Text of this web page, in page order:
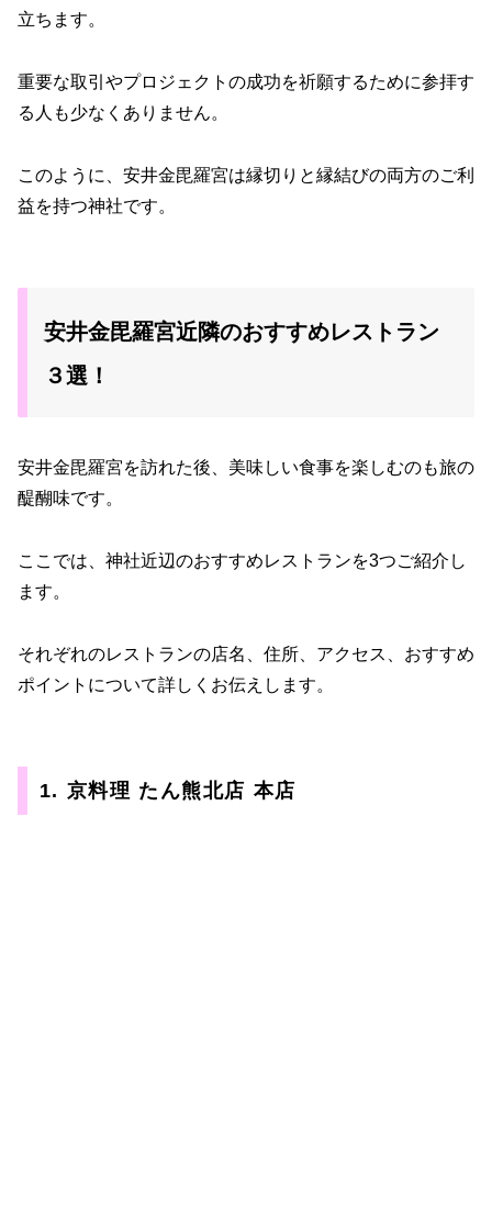
立ちます。
重要な取引やプロジェクトの成功を祈願するために参拝す
る人も少なくありません。
このように、安井金毘羅宮は縁切りと縁結びの両方のご利
益を持つ神社です。
安井金毘羅宮近隣のおすすめレストラン
３選！
安井金毘羅宮を訪れた後、美味しい食事を楽しむのも旅の
醍醐味です。
ここでは、神社近辺のおすすめレストランを3つご紹介し
ます。
それぞれのレストランの店名、住所、アクセス、おすすめ
ポイントについて詳しくお伝えします。
1. 京料理 たん熊北店 本店